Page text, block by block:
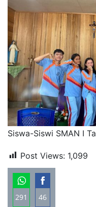
Siswa-Siswi SMAN I
Post Views: 1,099
291 46